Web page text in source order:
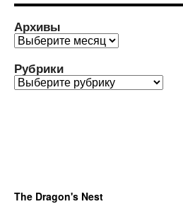
Архивы
Архивы
Рубрики
Рубрики
The Dragon's Nest